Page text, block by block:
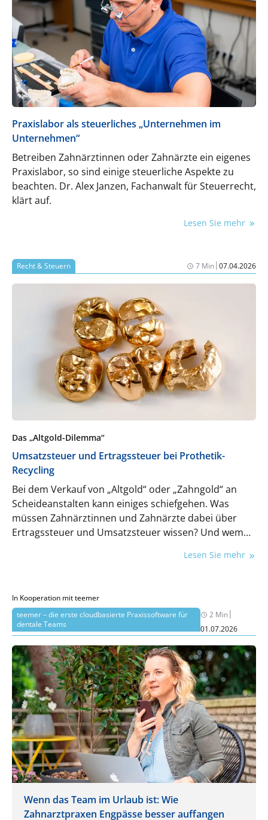
Praxislabor als steuerliches „Unternehmen im
Unternehmen“
Betreiben Zahnärztinnen oder Zahnärzte ein eigenes
Praxislabor, so sind einige steuerliche Aspekte zu
beachten. Dr. Alex Janzen, Fachanwalt für Steuerrecht,
klärt auf.
Lesen Sie mehr
Recht & Steuern 7 Min|07.04.2026
Das „Altgold-Dilemma“
Umsatzsteuer und Ertragssteuer bei Prothetik-
Recycling
Bei dem Verkauf von „Altgold“ oder „Zahngold“ an
Scheideanstalten kann einiges schiefgehen. Was
müssen Zahnärztinnen und Zahnärzte dabei über
Ertragssteuer und Umsatzsteuer wissen? Und wem
Rechtsanwalt Dr. jur. Alex Janzen klärt auf.Lesen Sie mehr
In Kooperation mit teemer
teemer – die erste cloudbasierte Praxissoftware für
dentale Teams
2 Min|
01.07.2026
Wenn das Team im Urlaub ist: Wie
Zahnarztpraxen Engpässe besser auffangen